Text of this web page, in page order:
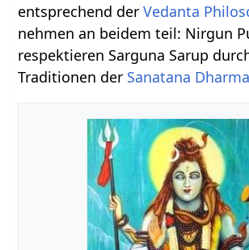
entsprechend derVedanta
nehmen an beidem teil: Nirgun
respektieren Sarguna Sarup
Traditionen der Sanatana Dharma